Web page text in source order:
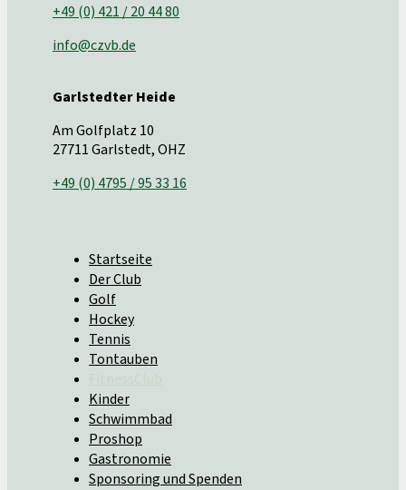
+49 (0) 421 / 20 44 80
info@czvb.de
Garlstedter Heide
Am Golfplatz 10
27711 Garlstedt, OHZ
+49 (0) 4795 / 95 33 16
Startseite
Der Club
Golf
Hockey
Tennis
Tontauben
Kinder
Schwimmbad
Proshop
Gastronomie
Sponsoring und Spenden